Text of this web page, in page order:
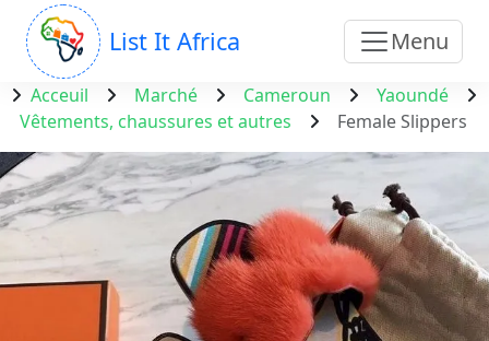
List It Africa Menu
Acceuil Marché Cameroun
Yaoundé
Vêtements, chaussures et autres
Female Slippers